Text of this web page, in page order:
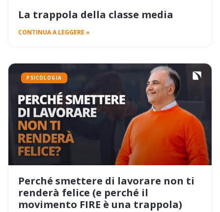
La trappola della classe media
CONTINUA A LEGGERE »
PSICOLOGIA
Perché smettere di lavorare non ti
renderà felice (e perché il
movimento FIRE è una trappola)